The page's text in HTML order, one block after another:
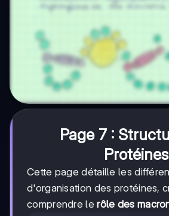
Page 7 :
Protéines
Cette page détaille les
d'organisation des protéines,
comprendre lerôle des